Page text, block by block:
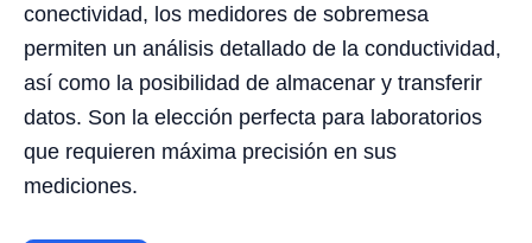
conectividad, los medidores de sobremesa
permiten un análisis detallado de la conductividad,
así como la posibilidad de almacenar y transferir
datos. Son la elección perfecta para laboratorios
que requieren máxima precisión en sus
mediciones.